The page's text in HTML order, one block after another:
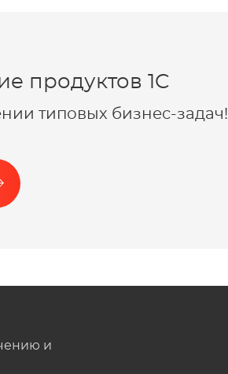
продуктов 1C
типовых бизнес-задач!
и